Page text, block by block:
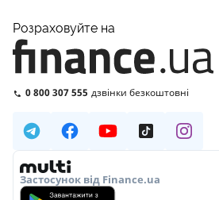
Розраховуйте на
0 800 307 555 дзвінки безкоштовні
Застосунок від Finance.ua